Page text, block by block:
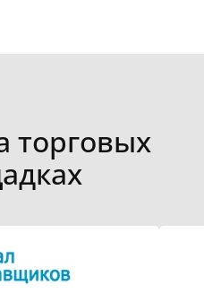
РФ
мая
торговых